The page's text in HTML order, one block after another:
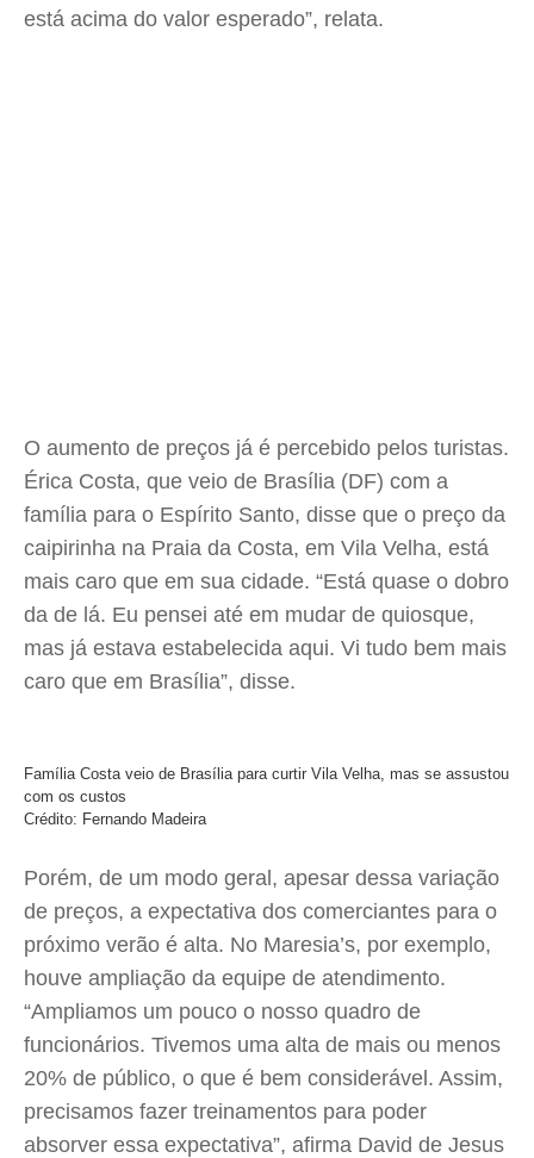
está acima do valor esperado”, relata.
O aumento de preços já é percebido pelos turistas.
Érica Costa, que veio de Brasília (DF) com a
família para o Espírito Santo, disse que o preço da
caipirinha na Praia da Costa, em Vila Velha, está
mais caro que em sua cidade. “Está quase o dobro
da de lá. Eu pensei até em mudar de quiosque,
mas já estava estabelecida aqui. Vi tudo bem mais
caro que em Brasília”, disse.
Família Costa veio de Brasília para curtir Vila Velha, mas se assustou
com os custos
Crédito: Fernando Madeira
Porém, de um modo geral, apesar dessa variação
de preços, a expectativa dos comerciantes para o
próximo verão é alta. No Maresia’s, por exemplo,
houve ampliação da equipe de atendimento.
“Ampliamos um pouco o nosso quadro de
funcionários. Tivemos uma alta de mais ou menos
20% de público, o que é bem considerável. Assim,
precisamos fazer treinamentos para poder
absorver essa expectativa”, afirma David de Jesus